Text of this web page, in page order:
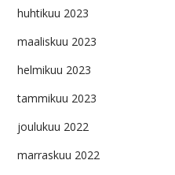
huhtikuu 2023
maaliskuu 2023
helmikuu 2023
tammikuu 2023
joulukuu 2022
marraskuu 2022